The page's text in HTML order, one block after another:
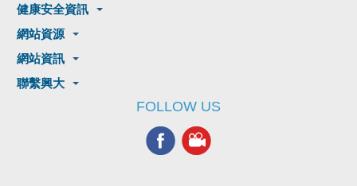
健康安全資訊
網站資源
網站資訊
聯繫興大
FOLLOW US